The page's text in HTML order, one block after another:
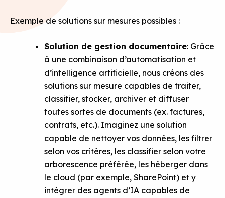
Exemple de solutions sur mesures possibles :
Solution de gestion documentaire: Grâce
à une combinaison d’automatisation et
d’intelligence artificielle, nous créons des
solutions sur mesure capables de traiter,
classifier, stocker, archiver et diffuser
toutes sortes de documents (ex. factures,
contrats, etc.). Imaginez une solution
capable de nettoyer vos données, les filtrer
selon vos critères, les classifier selon votre
arborescence préférée, les héberger dans
le cloud (par exemple, SharePoint) et y
intégrer des agents d’IA capables de